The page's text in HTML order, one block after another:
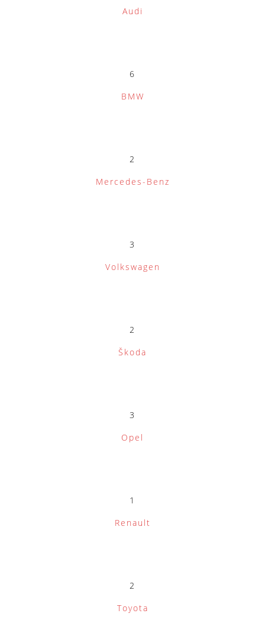
Audi
6
BMW
2
Mercedes-Benz
3
Volkswagen
2
Škoda
3
Opel
1
Renault
2
Toyota